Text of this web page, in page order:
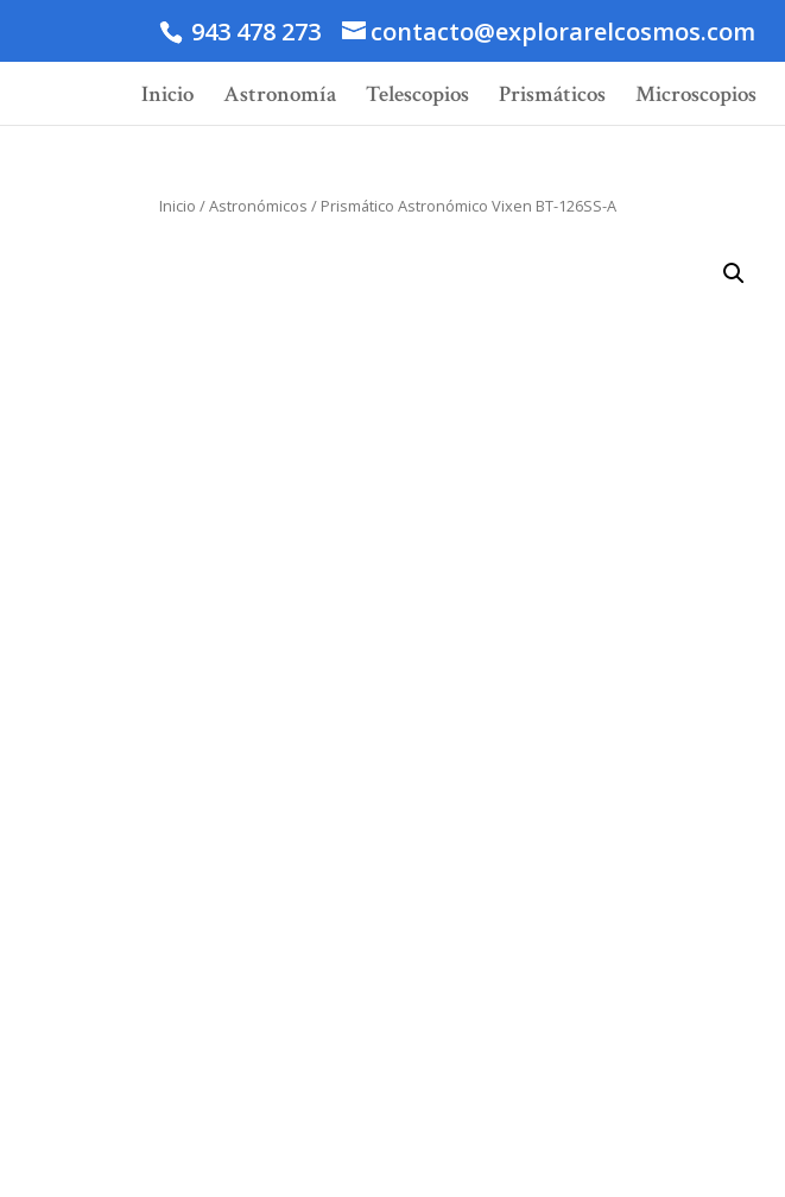
943 478 273 contacto@explorarelcosmos.com
Inicio Astronomía Telescopios Prismáticos Microscopios
Inicio /Astronómicos / Prismático Astronómico Vixen BT-126SS-A